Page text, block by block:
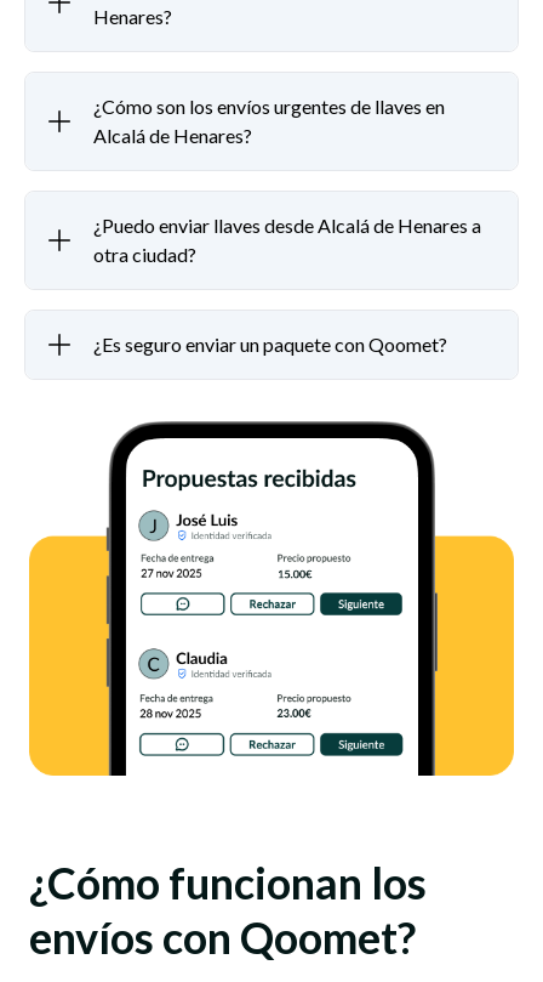
Henares?
¿Cómo son los envíos urgentes de llaves en
Alcalá de Henares?
¿Puedo enviar llaves desde Alcalá de Henares a
otra ciudad?
¿Es seguro enviar un paquete con Qoomet?
¿Cómo funcionan los
envíos con Qoomet?